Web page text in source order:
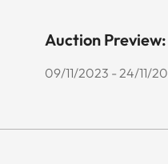
Auction
09/11/2023 - 24/11/